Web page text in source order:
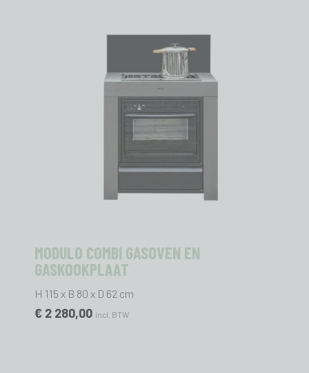
MODULO COMBI GASOVEN EN
GASKOOKPLAAT
H 115 x B 80 x D 62 cm
€ 2 280,00 incl. BTW